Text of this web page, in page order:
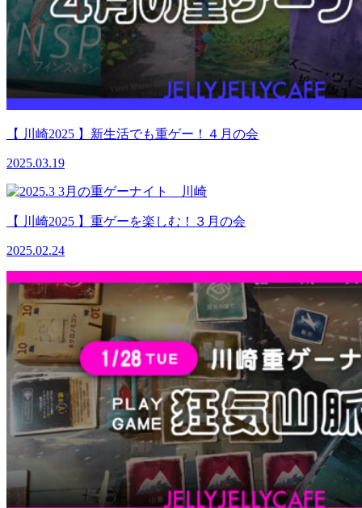
【 川崎2025 】新生活でも重ゲー！４月の会
2025.03.19
【 川崎2025 】重ゲーを楽しむ！３月の会
2025.02.24